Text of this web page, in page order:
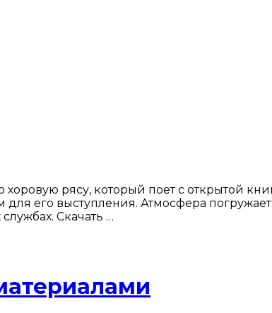
рясу, который поет с открытой
для его выступления. Атмосфера
Скачать …